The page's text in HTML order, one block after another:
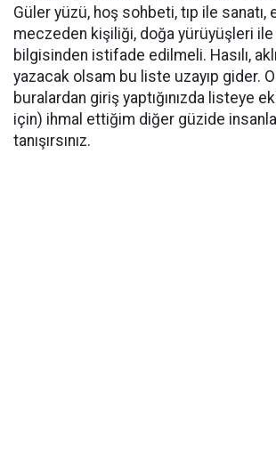
Güler yüzü, hoş sohbeti, tıp ile sanatı,
meczeden kişiliği, doğa yürüyüşleri
bilgisinden istifade edilmeli. Hasılı,
yazacak olsam bu liste uzayıp gider.
buralardan giriş yaptığınızda listeye
için) ihmal ettiğim diğer güzide
tanışırsınız.